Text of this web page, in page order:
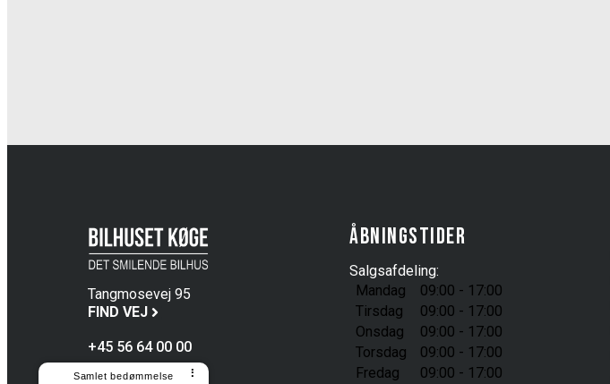
Tangmosevej 95
4600 Køge
FIND VEJ
+45 56 64 00 00
Samlet bedømmelse ⠇
Åbningstider
Salgsafdeling:
Mandag
09:00 - 17:00
Tirsdag
09:00 - 17:00
Onsdag
09:00 - 17:00
Torsdag
09:00 - 17:00
Fredag
09:00 - 17:00